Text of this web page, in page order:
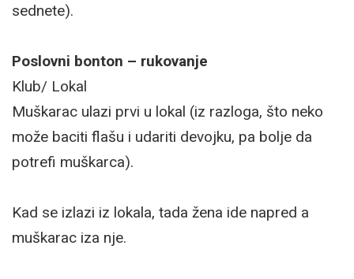
sednete).
Poslovni bonton – rukovanje
Klub/ Lokal
Muškarac ulazi prvi u lokal (iz razloga, što neko
može baciti flašu i udariti devojku, pa bolje da
potrefi muškarca).
Kad se izlazi iz lokala, tada žena ide napred a
muškarac iza nje.